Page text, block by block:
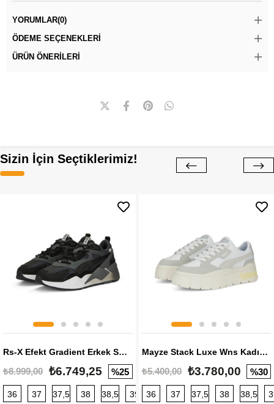
YORUMLAR(0)
ÖDEME SEÇENEKLERI
ÜRÜN ÖNERILERI
Sizin İçin Seçtiklerimiz!
Rs-X Efekt Gradient Erkek Sneaker
₺8.999,00 ₺6.749,25 %25
36 37 37,5 38 38,5 39 40 40,5 41 42 42,5
Mayze Stack Luxe Wns Kadın Sneaker
₺5.400,00 ₺3.780,00 %30
36 37 37,5 38 38,5